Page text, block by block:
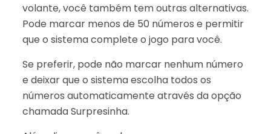
volante, você também tem outras alternativas.
Pode marcar menos de 50 números e permitir
que o sistema complete o jogo para você.
Se preferir, pode não marcar nenhum número
e deixar que o sistema escolha todos os
números automaticamente através da opção
chamada Surpresinha.